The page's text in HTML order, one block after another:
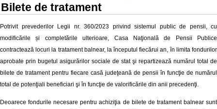
Bilete de tratament
Potrivit prevederilor Legii nr. 360/2023 privind sistemul public de pensii, cu
modificările și completările ulterioare, Casa Naţională de Pensii Publice
contractează locuri la tratament balnear, la începutul fiecărui an, în limita fondurilor
aprobate prin bugetul asigurărilor sociale de stat şi repartizează numărul total de
bilete de tratament pentru fiecare casă judeţeană de pensii în funcţie de numărul
total de potenţiali beneficiari şi în funcţie de valorificările din anii precedenţi.
Deoarece fondurile necesare pentru achiziţia de bilete de tratament balnear sunt